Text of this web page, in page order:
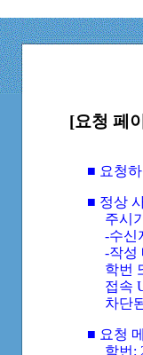
[요청 페
■ 요청
■ 정상
주시
-수신
-작성
학번
접속
차단
■ 요청
학번: